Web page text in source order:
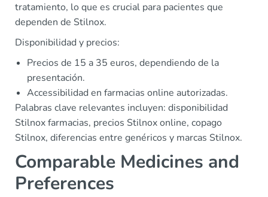
tratamiento, lo que es crucial para pacientes que
dependen de Stilnox.
Disponibilidad y precios:
Precios de 15 a 35 euros, dependiendo de la
presentación.
Accessibilidad en farmacias online autorizadas.
Palabras clave relevantes incluyen: disponibilidad
Stilnox farmacias, precios Stilnox online, copago
Stilnox, diferencias entre genéricos y marcas Stilnox.
Comparable Medicines and
Preferences